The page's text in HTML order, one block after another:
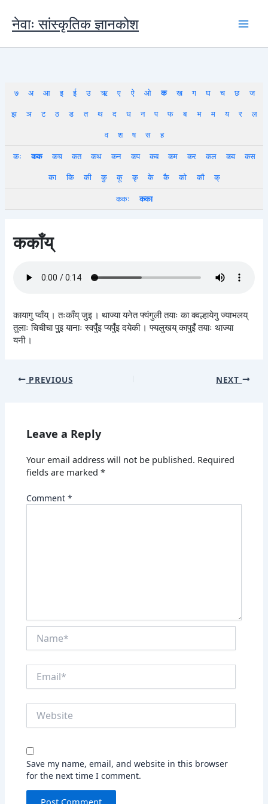
content
नेवाः सांस्कृतिक ज्ञानकोश
७ अ आ इ ई उ ऋ ए ऐ ओ क ख ग घ च छ
ज
झ
ञ ट ठ ड त थ द ध न प फ ब भ म य र
ल
व
श ष स
ह
कः
कक कच कत कथ कन कप कब कम कर कल कव
कस
का
कि की कु कू कृ के कै को कौ
क्
ककः
कका
ककाँय्
कायागु प्वाँय् । तःकाँय् जुइ । थाज्या यनेत फ्यंगुली तयाः का क्वल्हायेगु ज्याभलय्
तुलाः चिचीचा पुुइ यानाः स्वपुँइ प्यपुँइ दयेकी । फ्यलुखय् कापुइँ तयाः थाज्या
यनी ।
PREVIOUS NEXT
Leave a Reply
Your email address will not be published. Required
fields are marked*
Comment*
Save my name, email, and website in this browser
for the next time I comment.